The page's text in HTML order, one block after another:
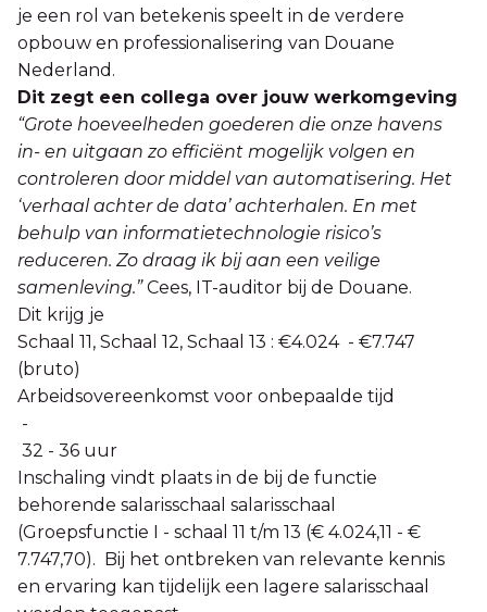
je een rol van betekenis speelt in de verdere
opbouw en professionalisering van Douane
Nederland.
Dit zegt een collega over jouw werkomgeving
“Grote hoeveelheden goederen die onze havens
in- en uitgaan zo efficiënt mogelijk volgen en
controleren door middel van automatisering. Het
‘verhaal achter de data’ achterhalen. En met
behulp van informatietechnologie risico’s
reduceren. Zo draag ik bij aan een veilige
samenleving.”Cees, IT-auditor bij de Douane.
Dit krijg je
Schaal 11, Schaal 12, Schaal 13 : €4.024 - €7.747
(bruto)
Arbeidsovereenkomst voor onbepaalde tijd
-
32 - 36 uur
Inschaling vindt plaats in de bij de functie
behorende salarisschaal salarisschaal
(Groepsfunctie I - schaal 11 t/m 13 (€ 4.024,11 - €
7.747,70). Bij het ontbreken van relevante kennis
en ervaring kan tijdelijk een lagere salarisschaal